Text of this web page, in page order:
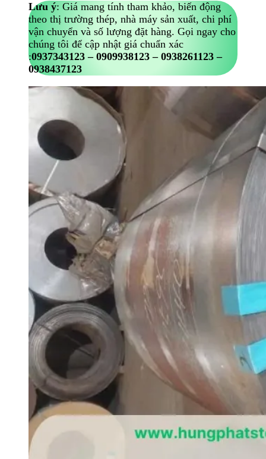
Lưu ý: Giá mang tính tham khảo, biến động
theo thị trường thép, nhà máy sản xuất, chi phí
vận chuyển và số lượng đặt hàng. Gọi ngay cho
chúng tôi để cập nhật giá chuẩn xác
:0937343123 – 0909938123 – 0938261123 –
0938437123